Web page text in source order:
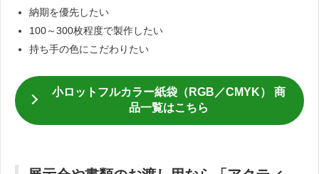
納期を優先したい
100～300枚程度で製作したい
持ち手の色にこだわりたい
小ロットフルカラー紙袋（RGB／CMYK） 商
品一覧はこちら